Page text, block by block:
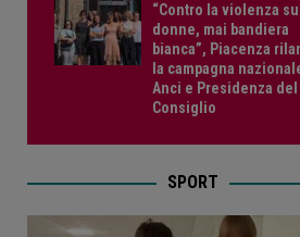
“Contro la violenza
donne, mai bandiera
bianca”, Piacenza
la campagna
Anci e Presidenza del
Consiglio
SPORT